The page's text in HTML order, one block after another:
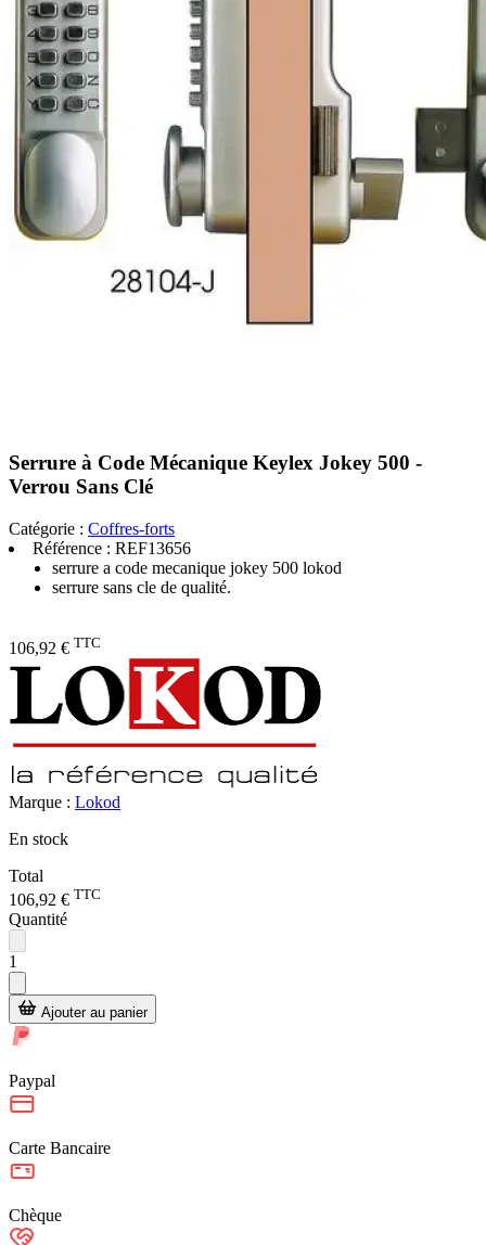
Serrure à Code Mécanique Keylex Jokey 500 -
Verrou Sans Clé
Catégorie : Coffres-forts
Référence : REF13656
serrure a code mecanique jokey 500 lokod
serrure sans cle de qualité.
106,92 € TTC
Marque : Lokod
En stock
Total
106,92 € TTC
Quantité
1
Ajouter au panier
Paypal
Carte Bancaire
Chèque